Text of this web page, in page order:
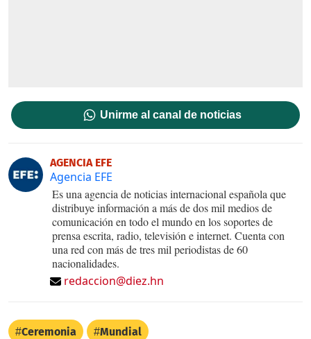
Unirme al canal de noticias
AGENCIA EFE
Agencia EFE
Es una agencia de noticias internacional española que
distribuye información a más de dos mil medios de
comunicación en todo el mundo en los soportes de
prensa escrita, radio, televisión e internet. Cuenta con
una red con más de tres mil periodistas de 60
nacionalidades.
redaccion@diez.hn
Ceremonia Mundial